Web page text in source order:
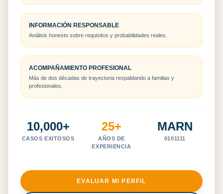
INFORMACIÓN RESPONSABLE
Análisis honesto sobre requisitos y probabilidades reales.
ACOMPAÑAMIENTO PROFESIONAL
Más de dos décadas de trayectoria respaldando a familias y
profesionales.
10,000+
CASOS EXITOSOS
25+
AÑOS DE
EXPERIENCIA
MARN
0101111
EVALUAR MI PERFIL